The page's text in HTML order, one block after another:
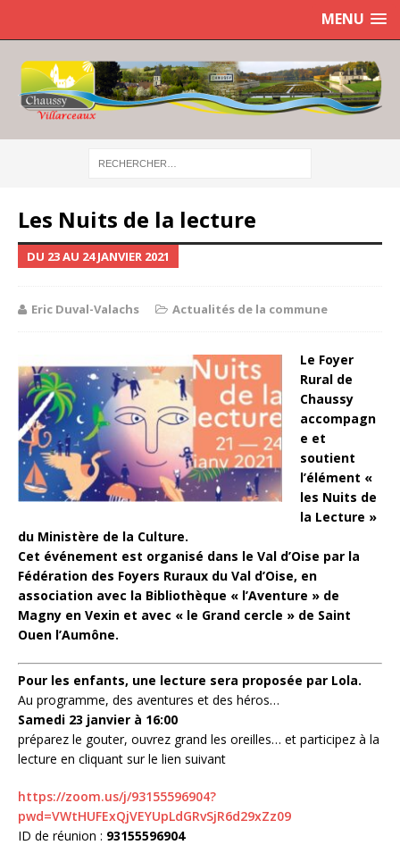
MENU
Les Nuits de la lecture
DU 23 AU 24 JANVIER 2021
Eric Duval-Valachs Actualités de la commune
Le Foyer
Rural de
Chaussy
accompagn
e et
soutient
l’élément «
les Nuits de
la Lecture »
du Ministère de la Culture.
Cet événement est organisé dans le Val d’Oise par la
Fédération des Foyers Ruraux du Val d’Oise, en
association avec la Bibliothèque « l’Aventure » de
Magny en Vexin et avec « le Grand cercle » de Saint
Ouen l’Aumône.
Pour les enfants, une lecture sera proposée par Lola.
Au programme, des aventures et des héros…
Samedi 23 janvier à 16:00
préparez le gouter, ouvrez grand les oreilles… et participez à la
lecture en cliquant sur le lien suivant
https://zoom.us/j/93155596904?
pwd=VWtHUFExQjVEYUpLdGRvSjR6d29xZz09
ID de réunion : 93155596904